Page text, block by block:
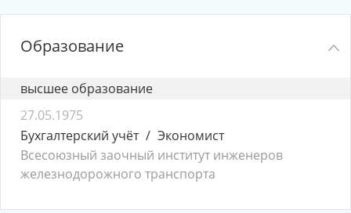
Образование
высшее образование
27.05.1975
Бухгалтерский учёт
Экономист
Всесоюзный заочный институт инженеров
железнодорожного транспорта